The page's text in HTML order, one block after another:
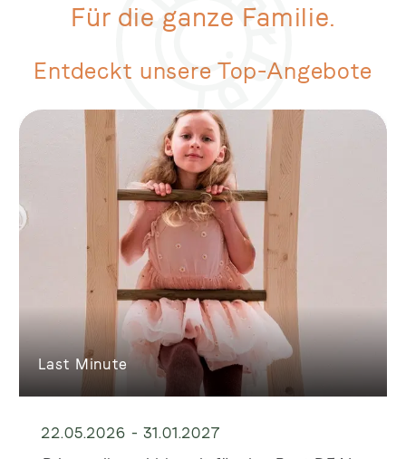
Für die ganze Familie.
Entdeckt unsere Top-Angebote
Last Minute
22.05.2026 - 31.01.2027